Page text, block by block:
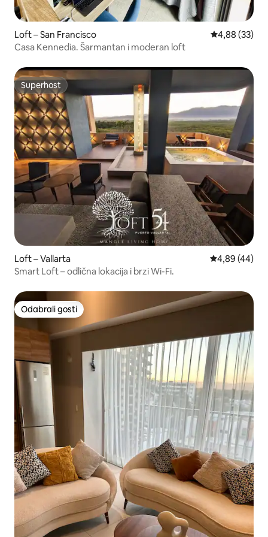
Loft – San Francisco Prosječna
4,88 (33)
Casa Kennedia. Šarmantan i moderan loft
Superhost
Superhost
Loft – Vallarta Prosječna
4,89 (44)
Smart Loft – odlična lokacija i brzi Wi-Fi.
Odabrali gosti
Odabrali gosti